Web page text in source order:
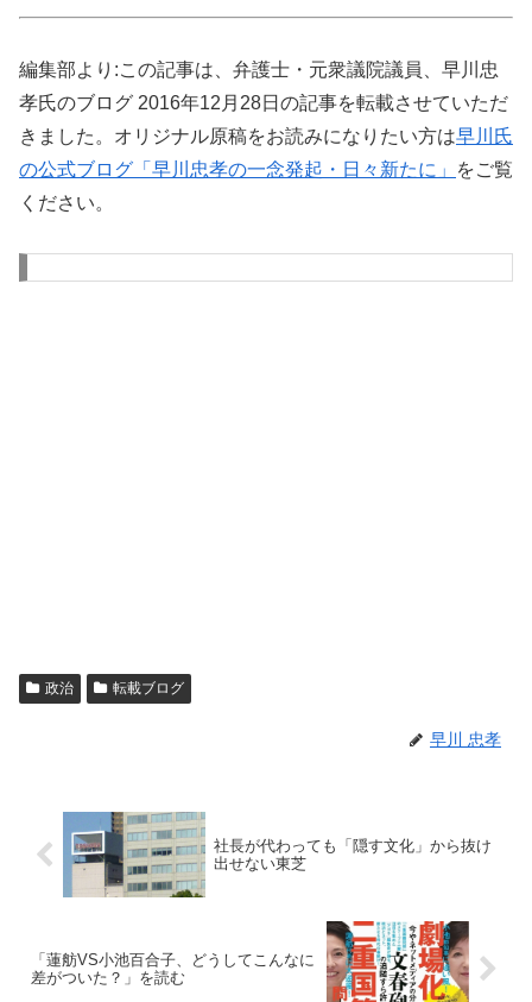
編集部より:この記事は、弁護士・元衆議院議員、早川忠
孝氏のブログ 2016年12月28日の記事を転載させていただ
きました。オリジナル原稿をお読みになりたい方は早川氏
の公式ブログ「早川忠孝の一念発起・日々新たに」
をご覧
ください。
政治 転載ブログ
早川 忠孝
社長が代わっても「隠す文化」から抜け
出せない東芝
「蓮舫VS小池百合子、どうしてこんなに
差がついた？」を読む